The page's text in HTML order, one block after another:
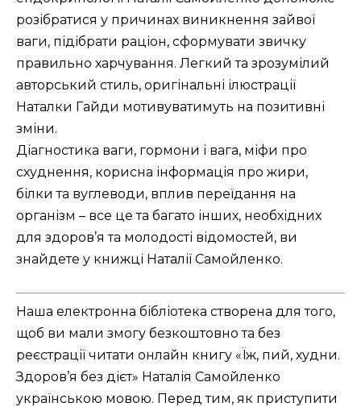
розібратися у причинах виникнення зайвої
ваги, підібрати раціон, сформувати звичку
правильно харчування. Легкий та зрозумілий
авторський стиль, оригінальні ілюстрації
Наталки Гайди мотивуватимуть на позитивні
зміни.
Діагностика ваги, гормони і вага, міфи про
схуднення, корисна інформація про жири,
білки та вуглеводи, вплив переїдання на
організм – все це та багато інших, необхідних
для здоров’я та молодості відомостей, ви
знайдете у книжці Наталії Самойленко.
Наша електронна бібліотека створена для того,
щоб ви мали змогу безкоштовно та без
реєстрації читати онлайн книгу «Їж, пий, худни.
Здоров’я без дієт» Наталія Самойленко
українською мовою. Перед тим, як приступити